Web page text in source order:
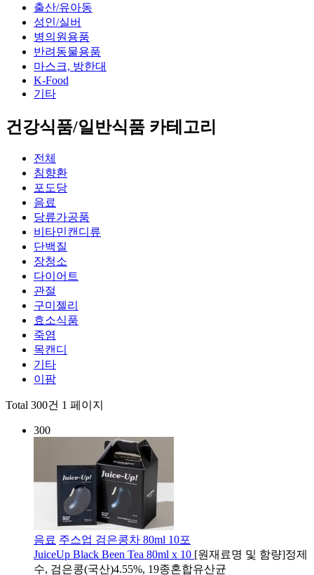
출산/유아동
성인/실버
병의원용품
반려동물용품
마스크, 방한대
K-Food
기타
건강식품/일반식품 카테고리
전체
침향환
포도당
음료
당류가공품
비타민캔디류
단백질
장청소
다이어트
관절
구미젤리
효소식품
죽염
목캔디
기타
이팜
Total 300건 1 페이지
300
음료 주스업 검은콩차 80ml 10포
JuiceUp Black Been Tea 80ml x 10 [원재료명 및 함량]정제
수, 검은콩(국산)4.55%, 19종혼합유산균​